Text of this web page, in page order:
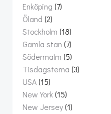
Enköping (7)
Öland (2)
Stockholm (18)
Gamla stan (7)
Södermalm (5)
Tisdagstema (3)
USA(15)
New York(15)
New Jersey(1)